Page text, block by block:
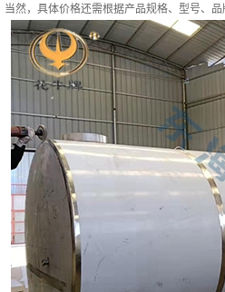
然，具体价格还需根据产品规格、型号、品